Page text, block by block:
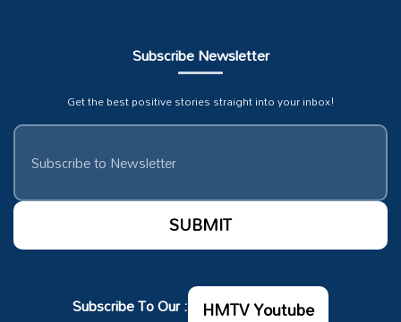
Subscribe Newsletter
Get the best positive stories straight into your inbox!
Subscribe To Our : HMTV Youtube